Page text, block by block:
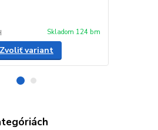
Skladom 124 bm
Zvoliť variant